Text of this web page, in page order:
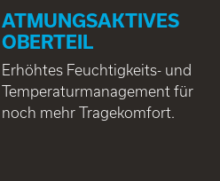
ATMUNGSAKTIVES
OBERTEIL
Erhöhtes Feuchtigkeits- und
Temperaturmanagement für
noch mehr Tragekomfort.